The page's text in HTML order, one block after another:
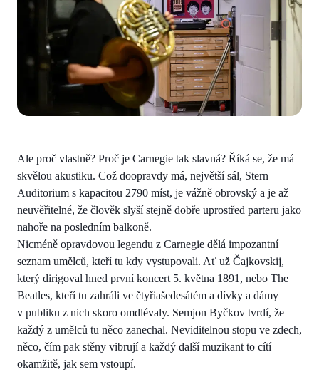
Ale proč vlastně? Proč je Carnegie tak slavná? Říká se, že má
skvělou akustiku. Což doopravdy má, největší sál, Stern
Auditorium s kapacitou 2790 míst, je vážně obrovský a je až
neuvěřitelné, že člověk slyší stejně dobře uprostřed parteru jako
nahoře na posledním balkoně.
Nicméně opravdovou legendu z Carnegie dělá impozantní
seznam umělců, kteří tu kdy vystupovali. Ať už Čajkovskij,
který dirigoval hned první koncert 5. května 1891, nebo The
Beatles, kteří tu zahráli ve čtyřiašedesátém a dívky a dámy
v publiku z nich skoro omdlévaly. Semjon Byčkov tvrdí, že
každý z umělců tu něco zanechal. Neviditelnou stopu ve zdech,
něco, čím pak stěny vibrují a každý další muzikant to cítí
okamžitě, jak sem vstoupí.